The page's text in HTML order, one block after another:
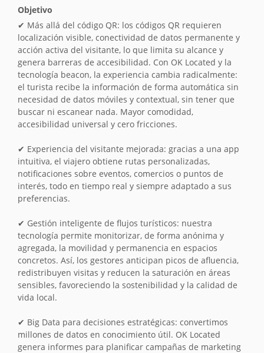
Objetivo
✔ Más allá del código QR: los códigos QR requieren
localización visible, conectividad de datos permanente y
acción activa del visitante, lo que limita su alcance y
genera barreras de accesibilidad. Con OK Located y la
tecnología beacon, la experiencia cambia radicalmente:
el turista recibe la información de forma automática sin
necesidad de datos móviles y contextual, sin tener que
buscar ni escanear nada. Mayor comodidad,
accesibilidad universal y cero fricciones.
✔ Experiencia del visitante mejorada: gracias a una app
intuitiva, el viajero obtiene rutas personalizadas,
notificaciones sobre eventos, comercios o puntos de
interés, todo en tiempo real y siempre adaptado a sus
preferencias.
✔ Gestión inteligente de flujos turísticos: nuestra
tecnología permite monitorizar, de forma anónima y
agregada, la movilidad y permanencia en espacios
concretos. Así, los gestores anticipan picos de afluencia,
redistribuyen visitas y reducen la saturación en áreas
sensibles, favoreciendo la sostenibilidad y la calidad de
vida local.
✔ Big Data para decisiones estratégicas: convertimos
millones de datos en conocimiento útil. OK Located
genera informes para planificar campañas de marketing